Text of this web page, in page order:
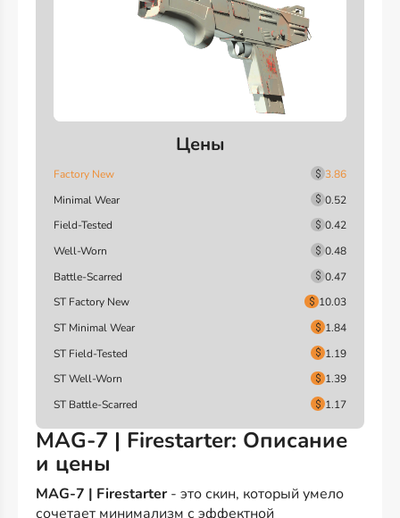
Цены
Factory New
3.86
Minimal Wear
0.52
Field-Tested
0.42
Well-Worn
0.48
Battle-Scarred
0.47
ST Factory New
10.03
ST Minimal Wear
1.84
ST Field-Tested
1.19
ST Well-Worn
1.39
ST Battle-Scarred
1.17
MAG-7 | Firestarter: Описание
и цены
MAG-7 | Firestarter - это скин, который умело
сочетает минимализм с эффектной